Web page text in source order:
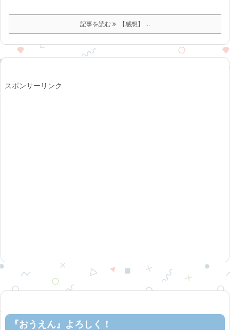
記事を読む 【感想】 ...
スポンサーリンク
『おうえん』よろしく！